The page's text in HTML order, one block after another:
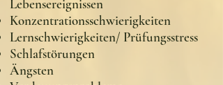
Lebensereignissen
Konzentrationsschwierigkeiten
Lernschwierigkeiten/ Prüfungsstress
Schlafstörungen
Ängsten